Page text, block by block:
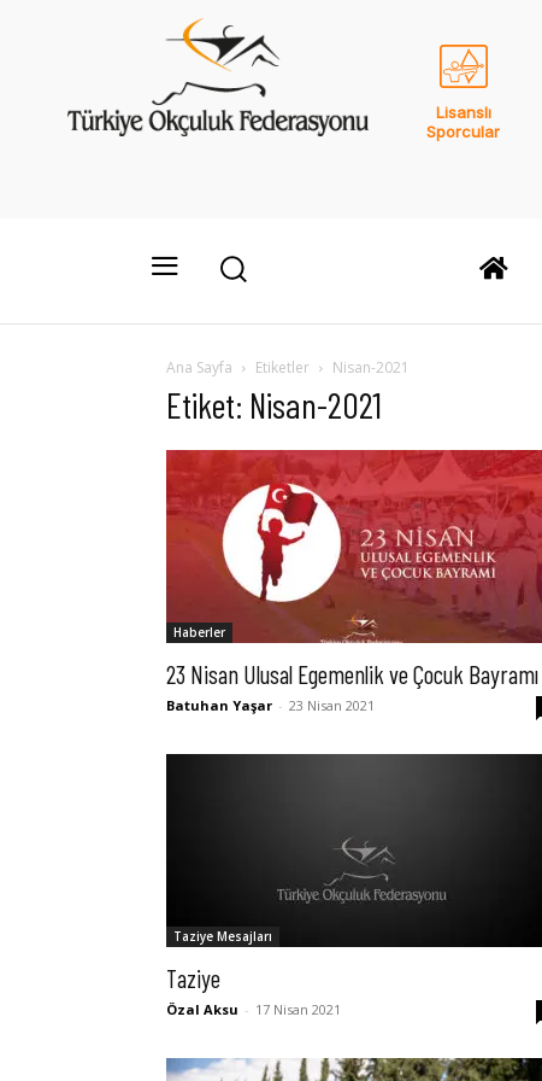
Lisanslı
Sporcular
Ana Sayfa Etiketler Nisan-2021
Etiket: Nisan-2021
Haberler
23 Nisan Ulusal Egemenlik ve Çocuk Bayramı
Batuhan Yaşar - 23 Nisan 2021
Taziye Mesajları
Taziye
Özal Aksu - 17 Nisan 2021